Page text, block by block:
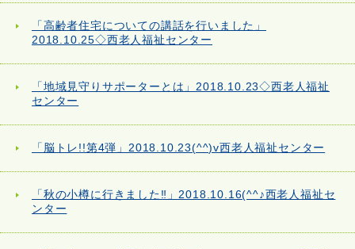
「高齢者住宅についての講話を行いました」
2018.10.25◇西老人福祉センター
「地域見守りサポーターとは」2018.10.23◇西老人福祉
センター
「脳トレ!!第4弾」2018.10.23(^^)v西老人福祉センター
「秋の小樽に行きました‼」2018.10.16(^^♪西老人福祉セ
ンター